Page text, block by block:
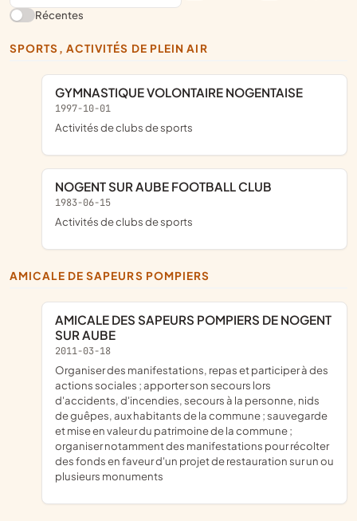
Récentes
SPORTS, ACTIVITÉS DE PLEIN AIR
GYMNASTIQUE VOLONTAIRE NOGENTAISE
1997-10-01
Activités de clubs de sports
NOGENT SUR AUBE FOOTBALL CLUB
1983-06-15
Activités de clubs de sports
AMICALE DE SAPEURS POMPIERS
AMICALE DES SAPEURS POMPIERS DE NOGENT
SUR AUBE
2011-03-18
organiser des manifestations, repas et participer à des
actions sociales ; apporter son secours lors
d'accidents, d'incendies, secours à la personne, nids
de guêpes, aux habitants de la commune ; sauvegarde
et mise en valeur du patrimoine de la commune ;
organiser notamment des manifestations pour récolter
des fonds en faveur d'un projet de restauration sur un ou
plusieurs monuments